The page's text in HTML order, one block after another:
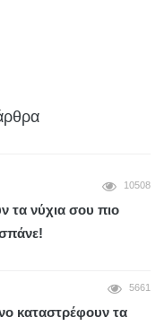
10508
τα νύχια σου πιο
5661
καταστρέφουν τα